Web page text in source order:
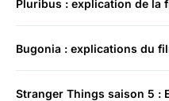
Pluribus : explication de la
Bugonia : explications du
Stranger Things saison 5 :